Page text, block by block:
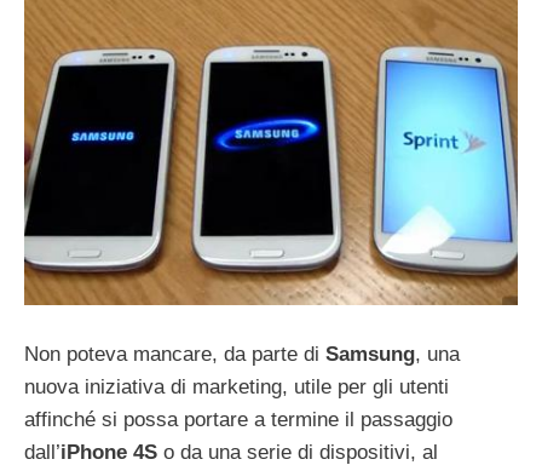
Non poteva mancare, da parte di Samsung, una
nuova iniziativa di marketing, utile per gli utenti
affinché si possa portare a termine il passaggio
dall’iPhone 4S o da una serie di dispositivi, al